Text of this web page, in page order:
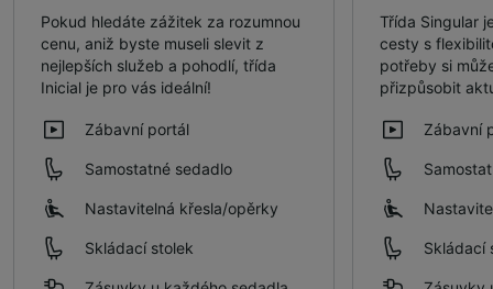
Pokud hledáte zážitek za rozumnou
cenu, aniž byste museli slevit z
nejlepších služeb a pohodlí, třída
Inicial je pro vás ideální!
Zábavní portál
Samostatné sedadlo
Nastavitelná křesla/​opěrky
Skládací stolek
Třída Singular
cesty s
potřeby si
přizpůsobit
Zábavní
Skládací